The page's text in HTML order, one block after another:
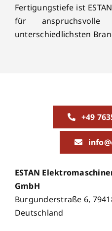
Fertigungstiefe ist
für anspruchsvolle
unterschiedlichsten
+49
ESTAN
GmbH
Burgunderstraße 6,
Deutschland